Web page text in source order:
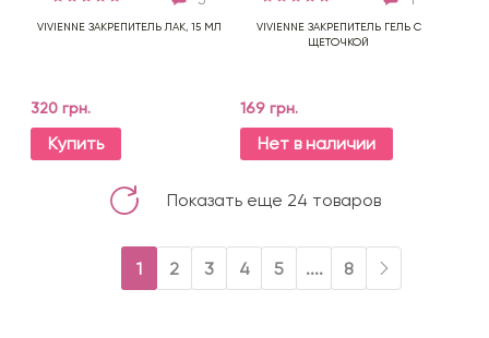
VIVIENNE ЗАКРЕПИТЕЛЬ ЛАК, 15 МЛ
320 грн.
Купить
VIVIENNE ЗАКРЕПИТЕЛЬ ГЕЛЬ С
ЩЕТОЧКОЙ
169 грн.
Нет в наличии
Показать еще 24 товаров
1 2 3 4 5 .... 8